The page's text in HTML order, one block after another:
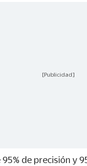
[Publicidad]
de precisión y